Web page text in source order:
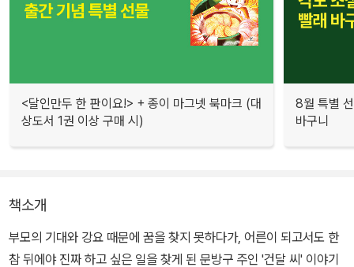
<달인만두 한 판이요!> + 종이 마그넷 북마크 (대
상도서 1권 이상 구매 시)
8월 특별
바구니
책소개
부모의 기대와 강요 때문에 꿈을 찾지 못하다가, 어른이 되고서도 한
참 뒤에야 진짜 하고 싶은 일을 찾게 된 문방구 주인 '건달 씨' 이야기